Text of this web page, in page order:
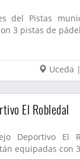
del Pistas
3 pistas de
Uceda |
El Robledal
Deportivo El
equipadas con